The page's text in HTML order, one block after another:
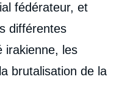
fédérateur, et
différentes
irakienne, les
brutalisation de la